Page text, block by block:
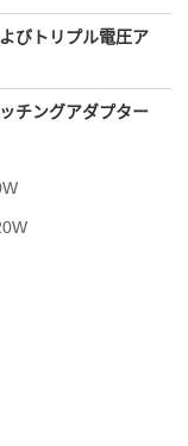
びトリプル電圧ア
チングアダプター